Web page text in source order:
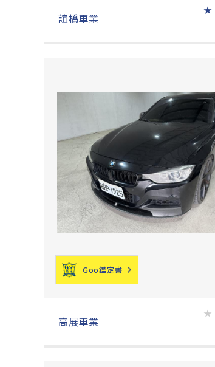
誼橋車業
★
Goo鑑定書
高展車業
★